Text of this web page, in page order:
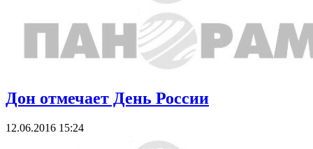
Дон отмечает День России
12.06.2016 15:24